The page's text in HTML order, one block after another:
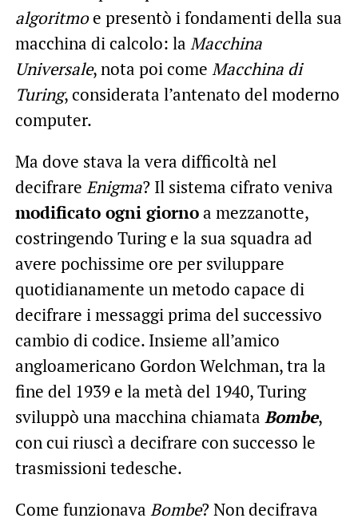
algoritmoe presentò i fondamenti della sua
macchina di calcolo: la Macchina
Universale, nota poi come Macchina di
Turing, considerata l’antenato del moderno
computer.
Ma dove stava la vera difficoltà nel
decifrare Enigma? Il sistema cifrato veniva
modificato ogni giornoa mezzanotte,
costringendo Turing e la sua squadra ad
avere pochissime ore per sviluppare
quotidianamente un metodo capace di
decifrare i messaggi prima del successivo
cambio di codice. Insieme all’amico
angloamericano Gordon Welchman, tra la
fine del 1939 e la metà del 1940, Turing
sviluppò una macchina chiamata Bombe,
con cui riuscì a decifrare con successo le
trasmissioni tedesche.
Come funzionava Bombe? Non decifrava